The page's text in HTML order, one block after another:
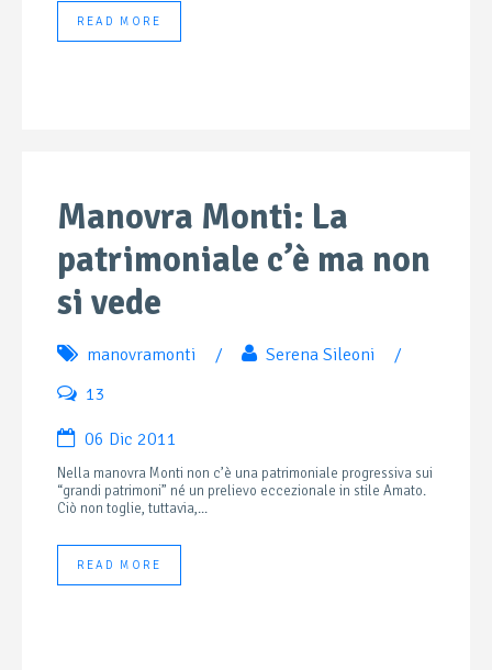
READ MORE
Manovra Monti: La
patrimoniale c’è ma non
si vede
manovramonti / Serena Sileoni
/
13
06 Dic 2011
Nella manovra Monti non c’è una patrimoniale progressiva sui
“grandi patrimoni” né un prelievo eccezionale in stile Amato.
Ciò non toglie, tuttavia,...
READ MORE